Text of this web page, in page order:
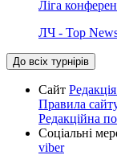
Ліга
ЛЧ - Top
До всіх турнірів
Сайт Редакція
Правила
Редакційна
Соціальні
viber